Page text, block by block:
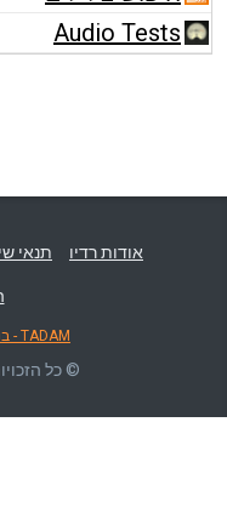
Audio Tests
אודות רדיו תנאי
TADAM - בניית אתרים ואחזקת שרתים
© כל